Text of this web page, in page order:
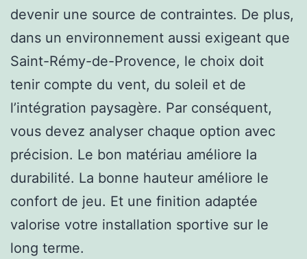
devenir une source de contraintes. De plus,
dans un environnement aussi exigeant que
Saint-Rémy-de-Provence, le choix doit
tenir compte du vent, du soleil et de
l’intégration paysagère. Par conséquent,
vous devez analyser chaque option avec
précision. Le bon matériau améliore la
durabilité. La bonne hauteur améliore le
confort de jeu. Et une finition adaptée
valorise votre installation sportive sur le
long terme.